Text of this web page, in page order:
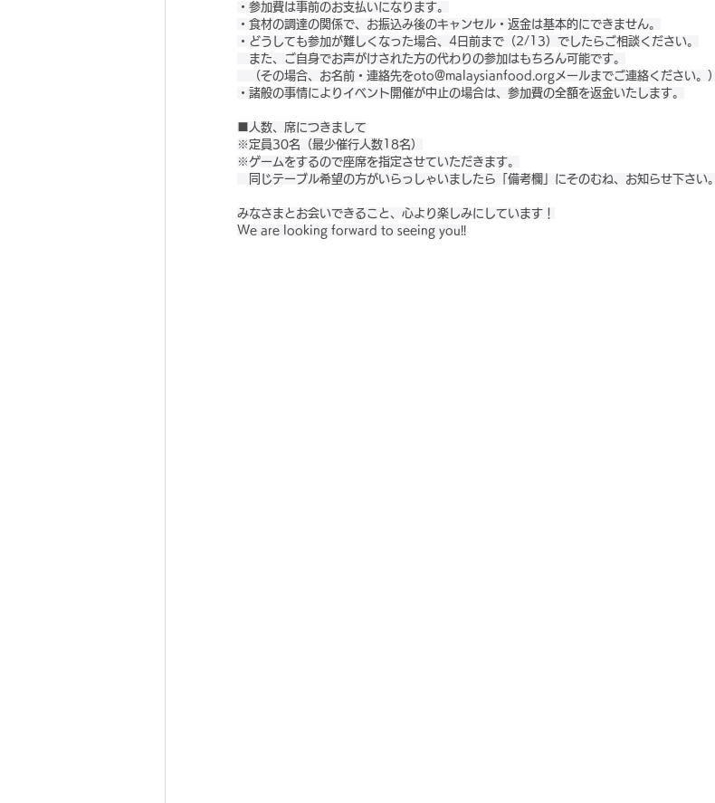
・参加費は事前のお支払いになります。
・食材の調達の関係で、お振込み後のキャンセル・返金は基本的にできません。
・どうしても参加が難しくなった場合、4日前まで（2/13）でしたらご相談ください。
また、ご自身でお声がけされた方の代わりの参加はもちろん可能です。
（その場合、お名前・連絡先をoto@malaysianfood.orgメールまでご連絡ください。）
・諸般の事情によりイベント開催が中止の場合は、参加費の全額を返金いたします。
■人数、席につきまして
※定員30名（最少催行人数18名）
※ゲームをするので座席を指定させていただきます。
同じテーブル希望の方がいらっしゃいましたら「備考欄」にそのむね、お知らせ下さい。
みなさまとお会いできること、心より楽しみにしています！
We are looking forward to seeing you!!